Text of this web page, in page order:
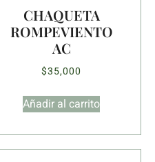
CHAQUETA
ROMPEVIENTO
AC
$35,000
Añadir al carrito